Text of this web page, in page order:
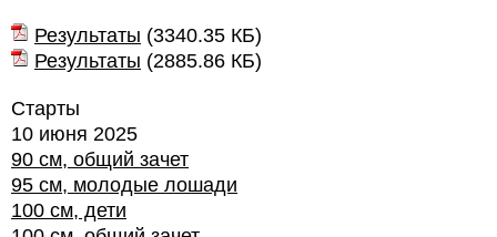
Результаты (3340.35 КБ)
Результаты (2885.86 КБ)
Старты
10 июня 2025
90 см, общий зачет
95 см, молодые лошади
100 см, дети